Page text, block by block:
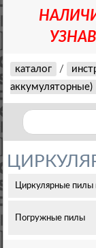
каталог /
аккумуляторные)
Циркулярные пилы
Погружные пилы